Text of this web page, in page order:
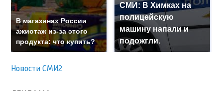
В магазинах России
ажиотаж из-за этого
продукта: что купить?
СМИ: В Химках на
полицейскую
машину напали и
подожгли.
Новости СМИ2